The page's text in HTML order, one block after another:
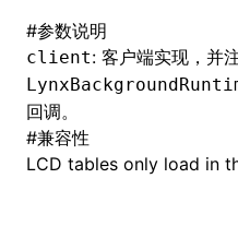
#参数说明
client: 客户端实现，并
回调。
#兼容性
LCD tables only load in